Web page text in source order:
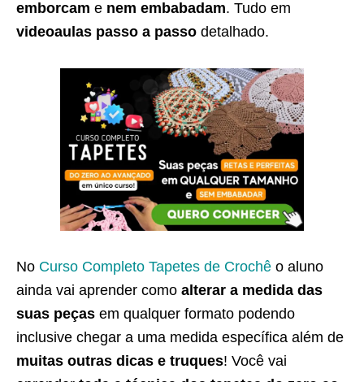
emborcam e nem embabadam. Tudo em
videoaulas passo a passo detalhado.
No Curso Completo Tapetes de Crochê o aluno
ainda vai aprender como alterar a medida das
suas peças em qualquer formato podendo
inclusive chegar a uma medida específica além de
muitas outras dicas e truques! Você vai